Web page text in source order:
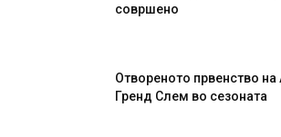
совршено
Отвореното првенство на
Гренд Слем во сезоната